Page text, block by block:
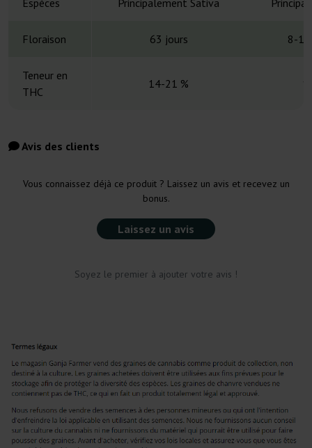
Espèces Principalement Sativa
Floraison 63 jours 8-10
Teneur en
THC
14-21 %
Avis des clients
Vous connaissez déjà ce produit ? Laissez un avis et recevez un
bonus.
Laissez un avis
Soyez le premier à ajouter votre avis !